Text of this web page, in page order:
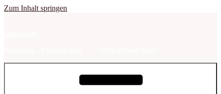
Zum Inhalt springen